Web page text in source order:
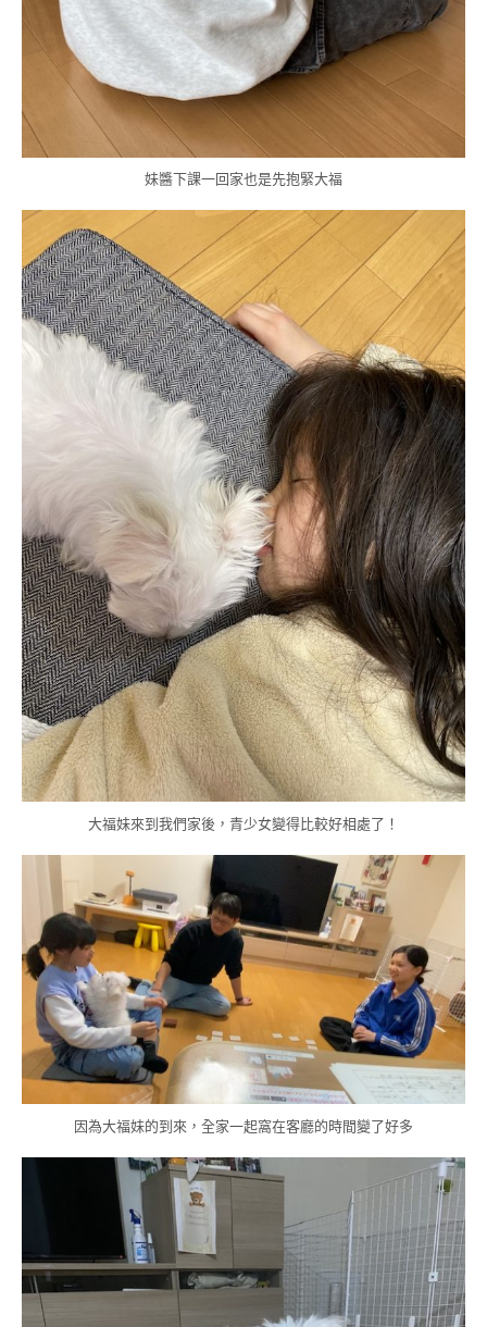
妹醬下課一回家也是先抱緊大福
大福妹來到我們家後，青少女變得比較好相處了！
因為大福妹的到來，全家一起窩在客廳的時間變了好多